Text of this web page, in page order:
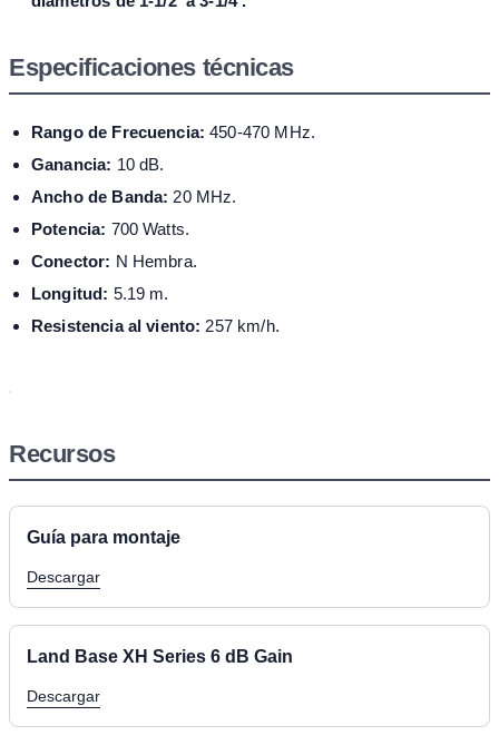
Especificaciones técnicas
Rango de Frecuencia: 450-470 MHz.
Ganancia: 10 dB.
Ancho de Banda: 20 MHz.
Potencia: 700 Watts.
Conector: N Hembra.
Longitud: 5.19 m.
Resistencia al viento: 257 km/h.
Recursos
Guía para montaje
Descargar
Land Base XH Series 6 dB Gain
Descargar